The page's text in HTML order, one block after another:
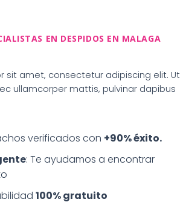
EN DESPIDOS EN MALAGA
sit amet, consectetur adipiscing elit. Ut
ullamcorper mattis, pulvinar dapibus
verificados con +90% éxito.
: Te ayudamos a encontrar
100% gratuito